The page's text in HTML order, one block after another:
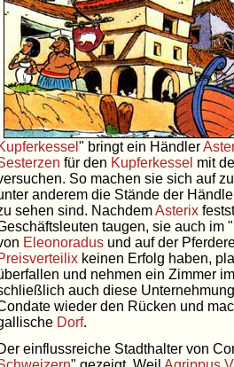
" bringt ein Händler
für den Kupferkessel mit
So machen sie sich auf
anderem die Stände der
sehen sind. NachdemAsterix
taugen, sie auch im "
Eleonoradus und auf der
keinen Erfolg haben,
und nehmen ein Zimmer
auch diese
wieder den Rücken und
Dorf.
einflussreiche Stadthalter von